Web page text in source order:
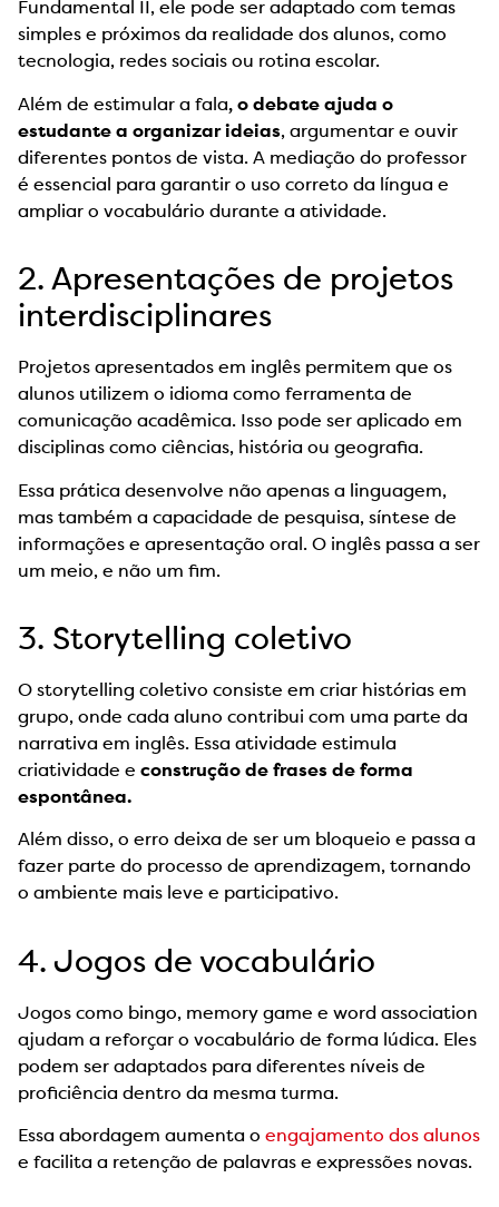
Fundamental II, ele pode ser adaptado com temas
simples e próximos da realidade dos alunos, como
tecnologia, redes sociais ou rotina escolar.
Além de estimular a fala, o debate ajuda o
estudante a organizar ideias, argumentar e ouvir
diferentes pontos de vista. A mediação do professor
é essencial para garantir o uso correto da língua e
ampliar o vocabulário durante a atividade.
2. Apresentações de projetos
interdisciplinares
Projetos apresentados em inglês permitem que os
alunos utilizem o idioma como ferramenta de
comunicação acadêmica. Isso pode ser aplicado em
disciplinas como ciências, história ou geografia.
Essa prática desenvolve não apenas a linguagem,
mas também a capacidade de pesquisa, síntese de
informações e apresentação oral. O inglês passa a ser
um meio, e não um fim.
3. Storytelling coletivo
O storytelling coletivo consiste em criar histórias em
grupo, onde cada aluno contribui com uma parte da
narrativa em inglês. Essa atividade estimula
criatividade e construção de frases de forma
espontânea.
Além disso, o erro deixa de ser um bloqueio e passa a
fazer parte do processo de aprendizagem, tornando
o ambiente mais leve e participativo.
4. Jogos de vocabulário
Jogos como bingo, memory game e word association
ajudam a reforçar o vocabulário de forma lúdica. Eles
podem ser adaptados para diferentes níveis de
proficiência dentro da mesma turma.
Essa abordagem aumenta o engajamento dos alunos
e facilita a retenção de palavras e expressões novas.